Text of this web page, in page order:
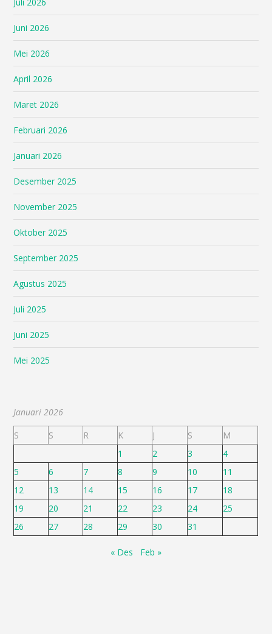
Juni 2026
Mei 2026
April 2026
Maret 2026
Februari 2026
Januari 2026
Desember 2025
November 2025
Oktober 2025
September 2025
Agustus 2025
Juli 2025
Juni 2025
Mei 2025
Januari 2026
S
S R K J S
M
1
2 3
4
5
6 7 8 9 10
11
12
13 14 15 16 17
18
19
20 21 22 23 24
25
26
27 28 29 30 31
« Des Feb »